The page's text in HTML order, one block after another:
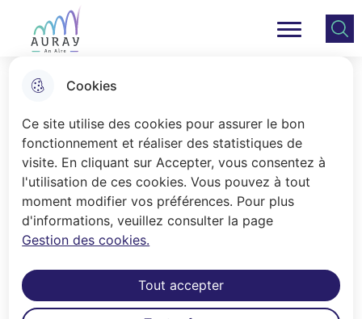
Cookies
Ce site utilise des cookies pour assurer le bon
fonctionnement et réaliser des statistiques de
visite. En cliquant sur Accepter, vous consentez à
l'utilisation de ces cookies. Vous pouvez à tout
moment modifier vos préférences. Pour plus
d'informations, veuillez consulter la page
Gestion des cookies.
Tout accepter
Aller
au
menu
Consulter
le plan
Ville Auray Menu principal
Accueil
Les services de la Ville d’Auray sont
désormais accessibles aux
personnes sourdes,
malentendantes, sourdes-aveugles
et aphasiques. Grâce à la
plateforme Elioz, vous pouvez